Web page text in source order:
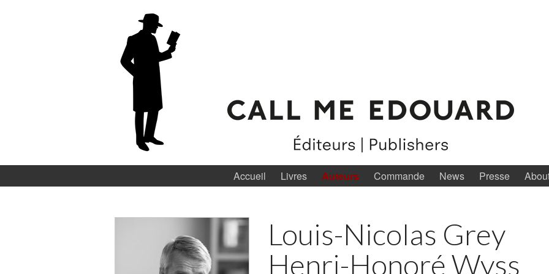
Accueil Livres Auteurs Commande News Presse
Louis-Nicolas Grey
Henri-Honoré Wyss